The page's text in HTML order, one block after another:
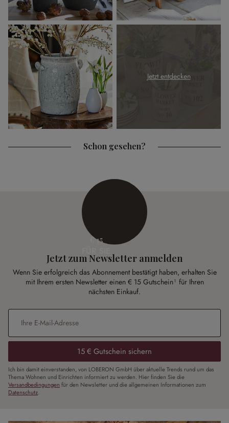
Jetzt entdecken
Schon gesehen?
€ 15
Jetzt zum Newsletter anmelden
Wenn Sie erfolgreich das Abonnement bestätigt haben, erhalten Sie
mit Ihrem ersten Newsletter einen € 15 Gutschein¹ für Ihren
nächsten Einkauf.
E-Mail-Adresse*
15 € Gutschein sichern
Ich bin damit einverstanden, von LOBERON GmbH über aktuelle Trends rund um das
Thema Wohnen und Einrichten informiert zu werden. Hier finden Sie die
Versandbedingungen für den Newsletter und die allgemeinen Informationen zum
Datenschutz.